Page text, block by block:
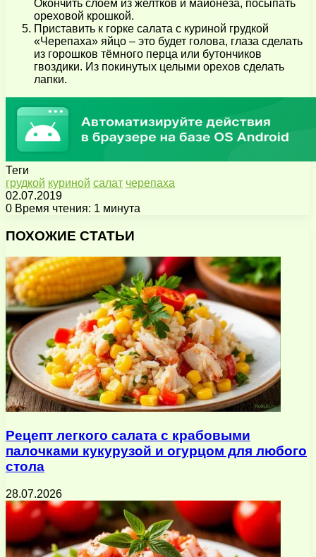
Окончить слоем из желтков и майонеза, посыпать
ореховой крошкой.
Приставить к горке салата с куриной грудкой
«Черепаха» яйцо – это будет голова, глаза сделать
из горошков тёмного перца или бутончиков
гвоздики. Из покинутых целыми орехов сделать
лапки.
Теги
грудкой куриной салат черепаха
02.07.2019
0 Время чтения: 1 минута
через
почту
ПОХОЖИЕ СТАТЬИ
Рецепт легкого салата с крабовыми
палочками кукурузой и огурцом для любого
стола
28.07.2026